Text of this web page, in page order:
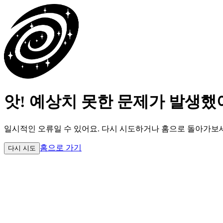
앗! 예상치 못한 문제가 발생했
일시적인 오류일 수 있어요. 다시 시도하거나 홈으로 돌아가보
다시 시도 홈으로 가기